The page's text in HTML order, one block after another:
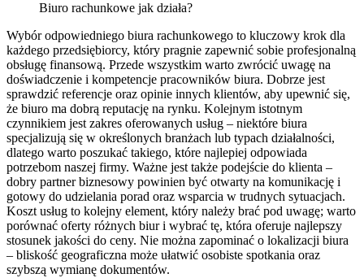
Biuro rachunkowe jak działa?
Wybór odpowiedniego biura rachunkowego to kluczowy krok dla
każdego przedsiębiorcy, który pragnie zapewnić sobie profesjonalną
obsługę finansową. Przede wszystkim warto zwrócić uwagę na
doświadczenie i kompetencje pracowników biura. Dobrze jest
sprawdzić referencje oraz opinie innych klientów, aby upewnić się,
że biuro ma dobrą reputację na rynku. Kolejnym istotnym
czynnikiem jest zakres oferowanych usług – niektóre biura
specjalizują się w określonych branżach lub typach działalności,
dlatego warto poszukać takiego, które najlepiej odpowiada
potrzebom naszej firmy. Ważne jest także podejście do klienta –
dobry partner biznesowy powinien być otwarty na komunikację i
gotowy do udzielania porad oraz wsparcia w trudnych sytuacjach.
Koszt usług to kolejny element, który należy brać pod uwagę; warto
porównać oferty różnych biur i wybrać tę, która oferuje najlepszy
stosunek jakości do ceny. Nie można zapominać o lokalizacji biura
– bliskość geograficzna może ułatwić osobiste spotkania oraz
szybszą wymianę dokumentów.